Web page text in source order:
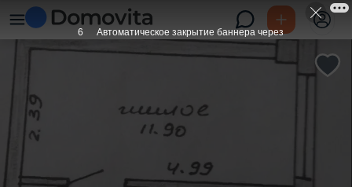
6 Автоматическое закрытие баннера через